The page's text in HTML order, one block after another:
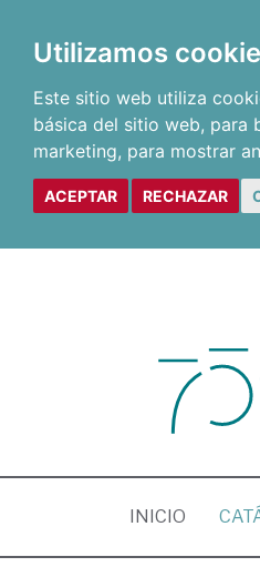
Utilizamos
Este sitio web utiliza
básica del sitio web, para
marketing, para mostrar
ACEPTAR RECHAZAR
INICIO